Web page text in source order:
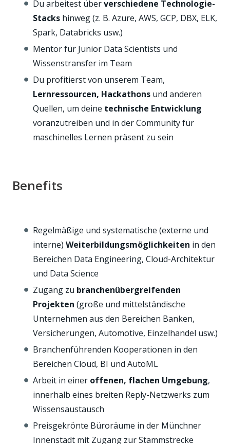
Du arbeitest überverschiedene Technologie-
Stacks hinweg (z. B. Azure, AWS, GCP, DBX, ELK,
Spark, Databricks usw.)
Mentor für Junior Data Scientists und
Wissenstransfer im Team
Du profitierst von unserem Team,
Lernressourcen, Hackathons und anderen
Quellen, um deine technische Entwicklung
voranzutreiben und in der Community für
maschinelles Lernen präsent zu sein
Benefits
Regelmäßige und systematische (externe und
interne) Weiterbildungsmöglichkeiten in den
Bereichen Data Engineering, Cloud-Architektur
und Data Science
Zugang zu branchenübergreifenden
Projekten (große und mittelständische
Unternehmen aus den Bereichen Banken,
Versicherungen, Automotive, Einzelhandel usw.)
Branchenführenden Kooperationen in den
Bereichen Cloud, BI und AutoML
Arbeit in einer offenen, flachen Umgebung,
innerhalb eines breiten Reply-Netzwerks zum
Wissensaustausch
Preisgekrönte Büroräume in der Münchner
Innenstadt mit Zugang zur Stammstrecke